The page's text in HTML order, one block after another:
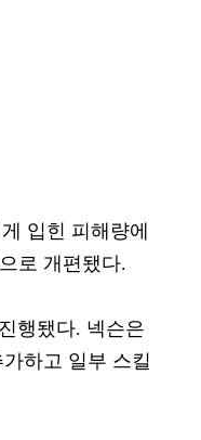
입힌 피해량에
로 개편됐다.
행됐다. 넥슨은
하고 일부 스킬